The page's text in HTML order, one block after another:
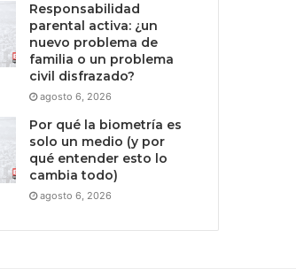
Responsabilidad
parental activa: ¿un
nuevo problema de
familia o un problema
civil disfrazado?
agosto 6, 2026
Por qué la biometría es
solo un medio (y por
qué entender esto lo
cambia todo)
agosto 6, 2026